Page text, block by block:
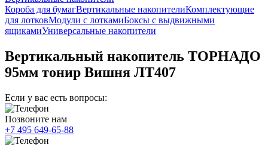
Короба для бумагВертикальные накопителиКомплектующие
для лотковМодули с лоткамиБоксы с выдвижными
ящикамиУниверсальные накопители
Вертикальный накопитель ТОРНАДО
95мм тонир Вишня ЛТ407
Если у вас есть вопросы:
Позвоните нам
+7 495 649-65-88